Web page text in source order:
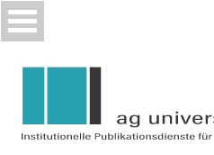
Skip
to